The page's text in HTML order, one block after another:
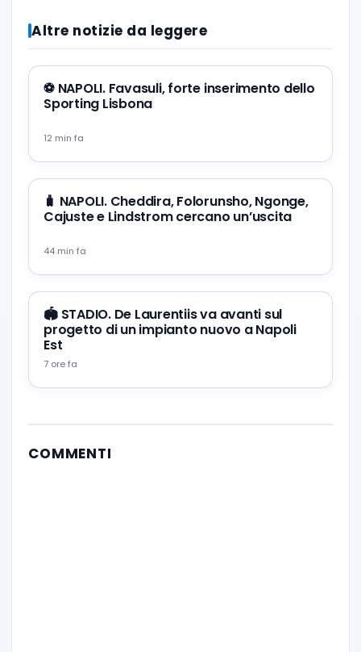
Altre notizie da leggere
⚽️ NAPOLI. Favasuli, forte inserimento dello
Sporting Lisbona
12 min fa
🧳 NAPOLI. Cheddira, Folorunsho, Ngonge,
Cajuste e Lindstrom cercano un’uscita
44 min fa
🏟️ STADIO. De Laurentiis va avanti sul
progetto di un impianto nuovo a Napoli
Est
7 ore fa
COMMENTI